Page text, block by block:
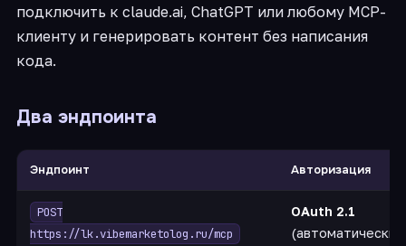
подключить к claude.ai, ChatGPT или любому MCP-
клиенту и генерировать контент без написания
кода.
Два эндпоинта
Эндпоинт Авторизация
POST
https://lk.vibemarketolog.ru/mcp
OAuth 2.1
(автоматический